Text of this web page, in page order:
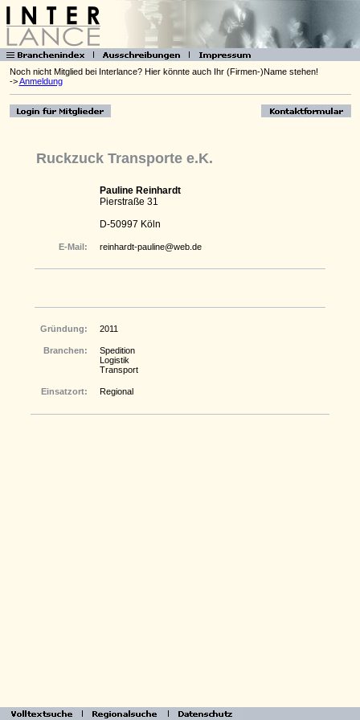
Noch nicht Mitglied bei Interlance? Hier könnte auch Ihr (Firmen-)Name stehen!
->Anmeldung
Ruckzuck Transporte e.K.
Pauline Reinhardt
Pierstraße 31
D-50997 Köln
E-Mail: reinhardt-pauline@web.de
Gründung: 2011
Branchen:
Spedition
Logistik
Transport
Einsatzort: Regional